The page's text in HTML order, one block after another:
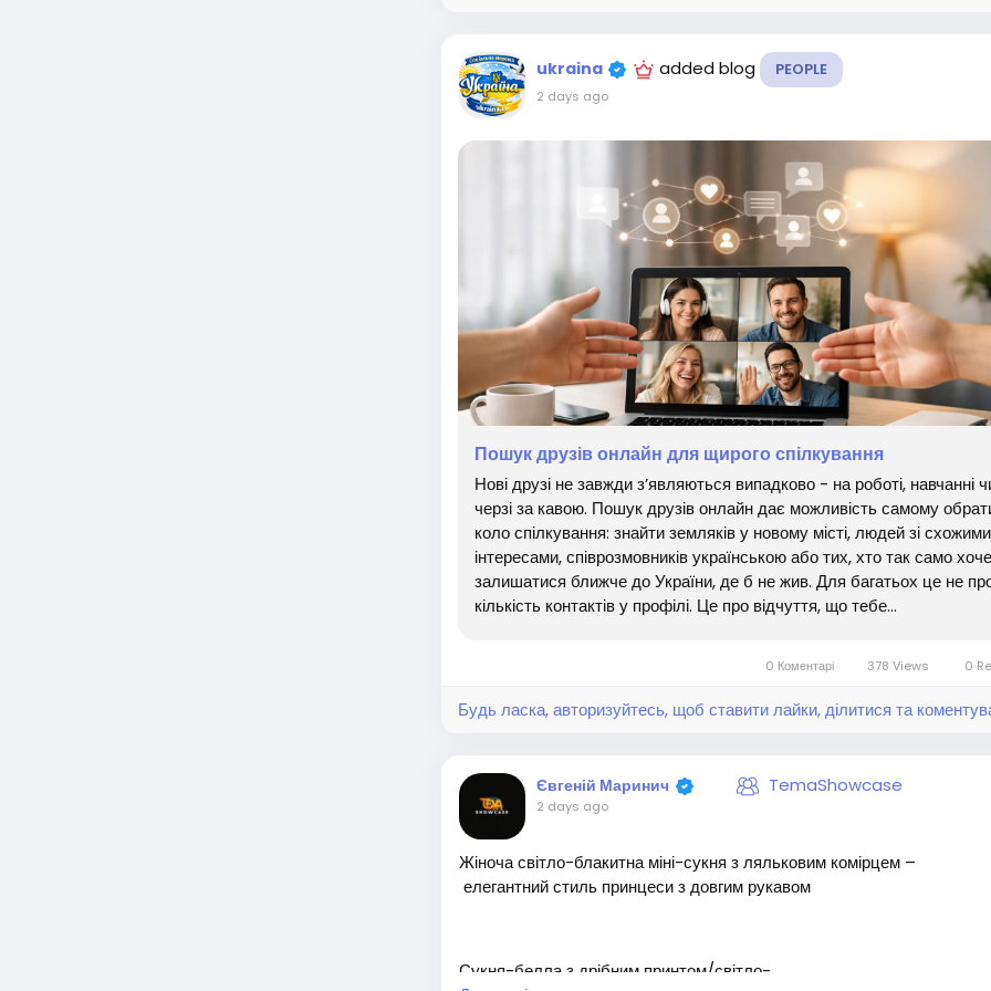
ukraina added blog PEOPLE
2 days ago
Пошук друзів онлайн для щирого спілкування
Нові друзі не завжди з’являються випадково - на роботі, навчанні
черзі за кавою. Пошук друзів онлайн дає можливість самому
коло спілкування: знайти земляків у новому місті, людей зі схожими
інтересами, співрозмовників українською або тих, хто так само хоче
залишатися ближче до України, де б не жив. Для багатьох це не
кількість контактів у профілі. Це про відчуття, що тебе...
0 Коментарі 378 Views 0
Будь ласка, авторизуйтесь, щоб ставити лайки, ділитися та
Євгеній Маринич TemaShowcase
2 days ago
Жіноча світло-блакитна міні-сукня з ляльковим комірцем –
елегантний стиль принцеси з довгим рукавом
Сукня-белла з дрібним принтом/світло-